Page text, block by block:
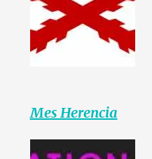
Mes Herencia